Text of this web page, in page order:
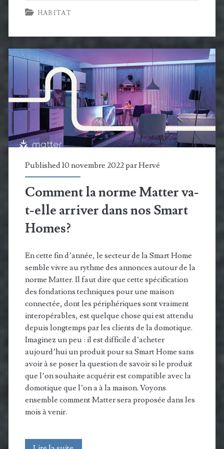
photovoltaïques
mon
retour
d’expérience
HABITAT
Published 10 novembre 2022 parHervé
Comment la norme Matter va-
t-elle arriver dans nos Smart
Homes?
En cette fin d’année, le secteur de la Smart Home
semble vivre au rythme des annonces autour de la
norme Matter. Il faut dire que cette spécification
des fondations techniques pour une maison
connectée, dont les périphériques sont vraiment
interopérables, est quelque chose qui est attendu
depuis longtemps par les clients de la domotique.
Imaginez un peu : il est difficile d’acheter
aujourd’hui un produit pour sa Smart Home sans
avoir à se poser la question de savoir si le produit
que l’on souhaite acquérir est compatible avec la
domotique que l’on a à la maison. Voyons
ensemble comment Matter sera proposée dans les
mois à venir.